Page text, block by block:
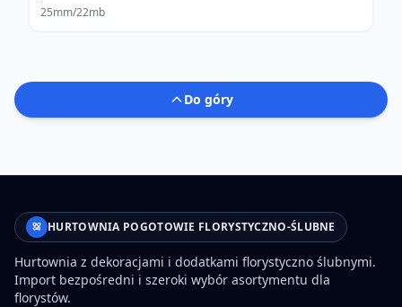
25mm/22mb
Do góry
HURTOWNIA POGOTOWIE FLORYSTYCZNO-ŚLUBNE
Hurtownia z dekoracjami i dodatkami florystyczno ślubnymi.
Import bezpośredni i szeroki wybór asortymentu dla
florystów.